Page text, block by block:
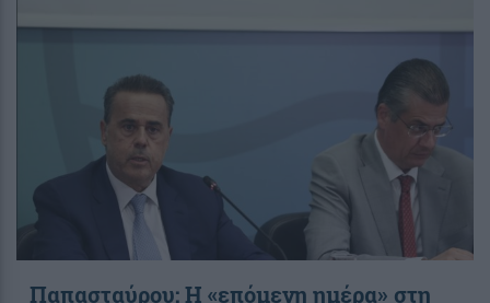
Παπασταύρου: Η «επόμενη ημέρα» στη